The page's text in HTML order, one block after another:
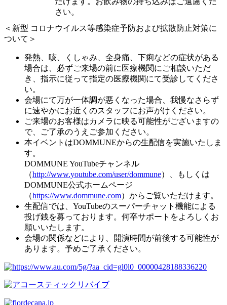
さい。
＜新型 コロナウイルス等感染症予防および拡散防止対策に
ついて＞
発熱、咳、くしゃみ、全身痛、下痢などの症状がある
場合は、必ずご来場の前に医療機関にご相談いただ
き、指示に従って指定の医療機関にて受診してくださ
い。
会場にて万が一体調が悪くなった場合、我慢なさらず
に速やかにお近くのスタッフにお声がけください。
ご来場のお客様はカメラに映る可能性がございますの
で、ご了承のうえご参加ください。
本イベントはDOMMUNEからの生配信を実施いたしま
す。
DOMMUNE YouTubeチャンネル
（http://www.youtube.com/user/dommune）、もしくは
DOMMUNE公式ホームページ
（https://www.dommune.com）からご覧いただけます。
生配信では、YouTubeのスーパーチャット機能による
投げ銭を募っております。何卒サポートをよろしくお
願いいたします。
会場の関係などにより、開演時間が前後する可能性が
あります。予めご了承ください。